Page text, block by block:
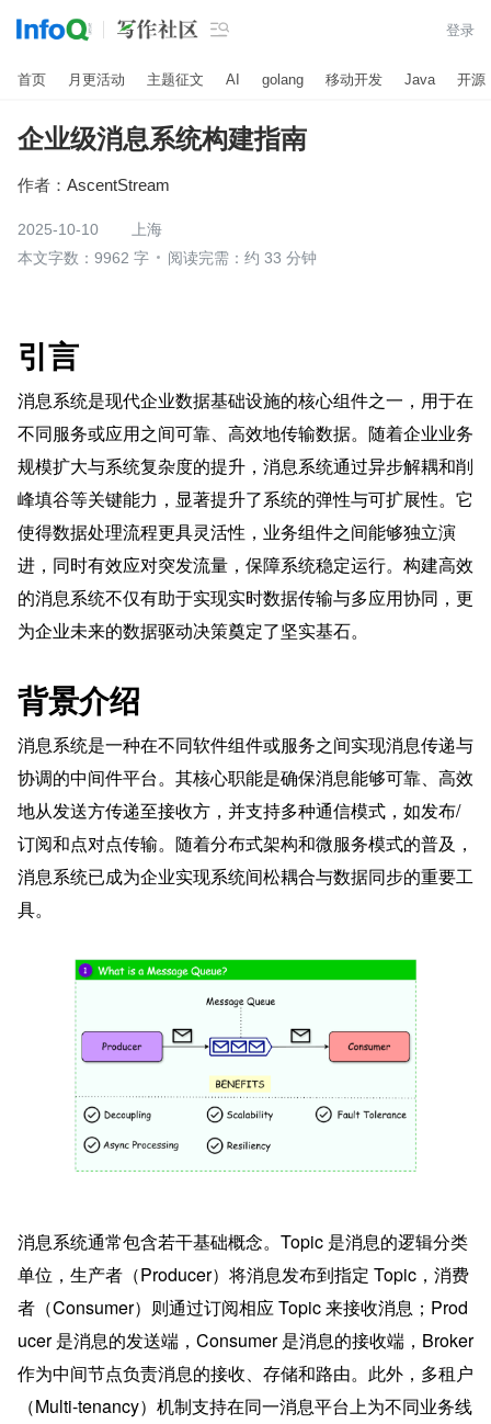
 登录
首页 月更活动 主题征文 AI golang 移动开发 Java 开源
企业级消息系统构建指南
作者： AscentStream
2025-10-10
上海
本文字数：9962 字
阅读完需：约 33 分钟
引言
消息系统是现代企业数据基础设施的核心组件之一，用于在
不同服务或应用之间可靠、高效地传输数据。随着企业业务
规模扩大与系统复杂度的提升，消息系统通过异步解耦和削
峰填谷等关键能力，显著提升了系统的弹性与可扩展性。它
使得数据处理流程更具灵活性，业务组件之间能够独立演
进，同时有效应对突发流量，保障系统稳定运行。构建高效
的消息系统不仅有助于实现实时数据传输与多应用协同，更
为企业未来的数据驱动决策奠定了坚实基石。
背景介绍
消息系统是一种在不同软件组件或服务之间实现消息传递与
协调的中间件平台。其核心职能是确保消息能够可靠、高效
地从发送方传递至接收方，并支持多种通信模式，如发布/
订阅和点对点传输。随着分布式架构和微服务模式的普及，
消息系统已成为企业实现系统间松耦合与数据同步的重要工
具。
消息系统通常包含若干基础概念。Topic 是消息的逻辑分类
单位，生产者（Producer）将消息发布到指定 Topic，消费
者（Consumer）则通过订阅相应 Topic 来接收消息；Prod
ucer 是消息的发送端，Consumer 是消息的接收端，Broker
作为中间节点负责消息的接收、存储和路由。此外，多租户
（Multi-tenancy）机制支持在同一消息平台上为不同业务线